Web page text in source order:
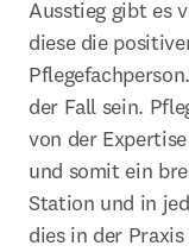
Ausstieg gibt es
diese die
der Fall sein.
von der
und somit ein
Station und in
dies in der